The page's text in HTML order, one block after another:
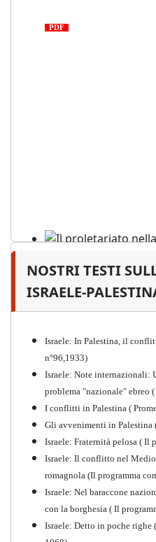
PDF
Il proletariato nella
guerra mondiale e
NOSTRI TESTI
ISRAELE-
Israele: In Palestina, il
n°96,1933)
Israele: Note internazionali:
problema "nazionale" ebreo
I conflitti in Palestina (
Gli avvenimenti in Palestina
Israele: Fraternità pelosa ( Il
Israele: Il conflitto nel
romagnola (Il programma
Israele: Nel baraccone
con la borghesia ( Il
Israele: Detto in poche righe